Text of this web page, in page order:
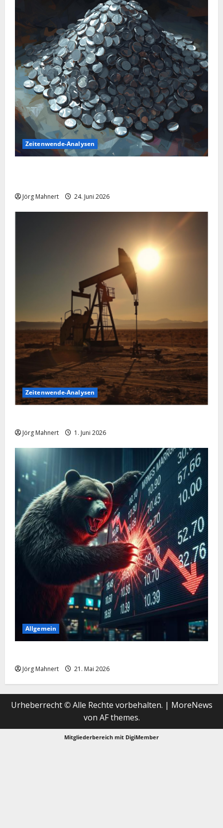
Zeitenwende-Analysen
Jörg Mahnert 24. Juni 2026
Zeitenwende-Analysen
Jörg Mahnert 1. Juni 2026
Allgemein
Jörg Mahnert 21. Mai 2026
Urheberrecht © Alle Rechte vorbehalten. | MoreNews
von AF themes.
Mitgliederbereich mit DigiMember